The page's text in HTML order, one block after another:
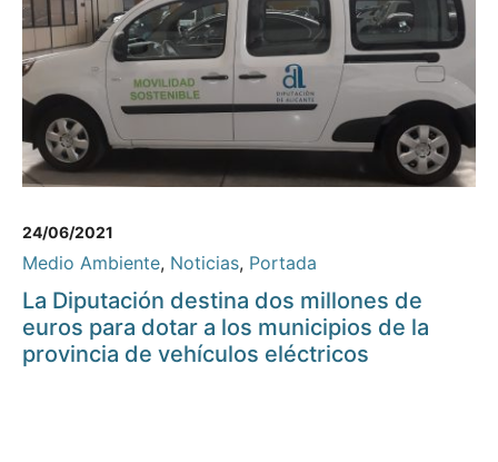
24/06/2021
Medio Ambiente, Noticias, Portada
La Diputación destina dos millones de
euros para dotar a los municipios de la
provincia de vehículos eléctricos